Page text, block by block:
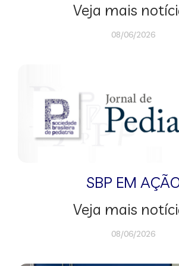
Veja mais
08/06/2026
SBP EM
Veja mais
08/06/2026